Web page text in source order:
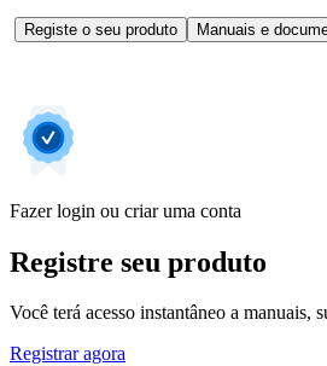
Registe o seu produto Manuais e
Fazer login ou criar uma conta
Registre seu produto
Você terá acesso instantâneo a
Registrar agora